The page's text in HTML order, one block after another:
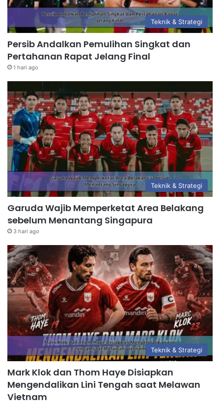
Teknik & Strategi
Persib Andalkan Pemulihan Singkat dan
Pertahanan Rapat Jelang Final
1 hari ago
Teknik & Strategi
Garuda Wajib Memperketat Area Belakang
sebelum Menantang Singapura
3 hari ago
Teknik & Strategi
Mark Klok dan Thom Haye Disiapkan
Mengendalikan Lini Tengah saat Melawan
Vietnam